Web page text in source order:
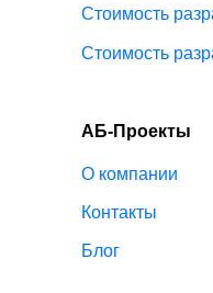
Стоимость
Стоимость
АБ-Проекты
О компании
Контакты
Блог